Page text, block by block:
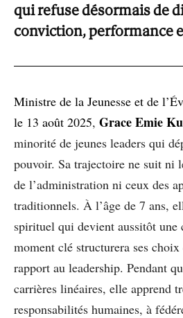
qui refuse désormais de
conviction, performance
Ministre de la Jeunesse et de
le 13 août 2025, Grace Emie
minorité de jeunes leaders qui
pouvoir. Sa trajectoire ne suit ni
de l’administration ni ceux des
traditionnels. À l’âge de 7 ans,
spirituel qui devient aussitôt
moment clé structurera ses
rapport au leadership. Pendant
carrières linéaires, elle apprend
responsabilités humaines, à